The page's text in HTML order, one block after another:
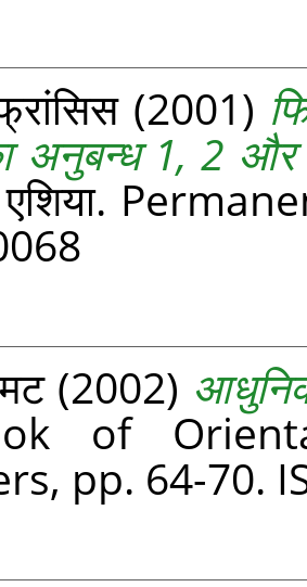
(2001)
अनुबन्‍ध 1, 2
(2002)
of
pp. 64-70.